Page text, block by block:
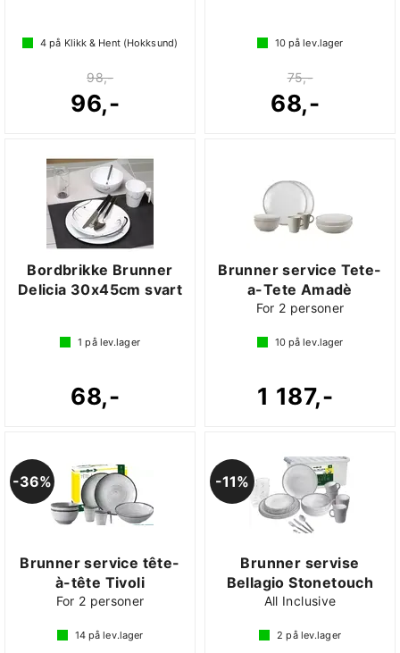
4 på Klikk & Hent (Hokksund)
98,-
96,-
10på lev.lager
75,-
68,-
Bordbrikke Brunner
Delicia 30x45cm svart
1 på lev.lager
68,-
Brunner service Tete-
a-Tete Amadè
For 2 personer
10på lev.lager
1 187,-
36%
Brunner service tête-
à-tête Tivoli
For 2 personer
14på lev.lager
11%
Brunner servise
Bellagio Stonetouch
All Inclusive
2 på lev.lager